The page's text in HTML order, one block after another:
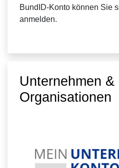
BundID-Konto können Sie
anmelden.
Unternehmen &
Organisationen